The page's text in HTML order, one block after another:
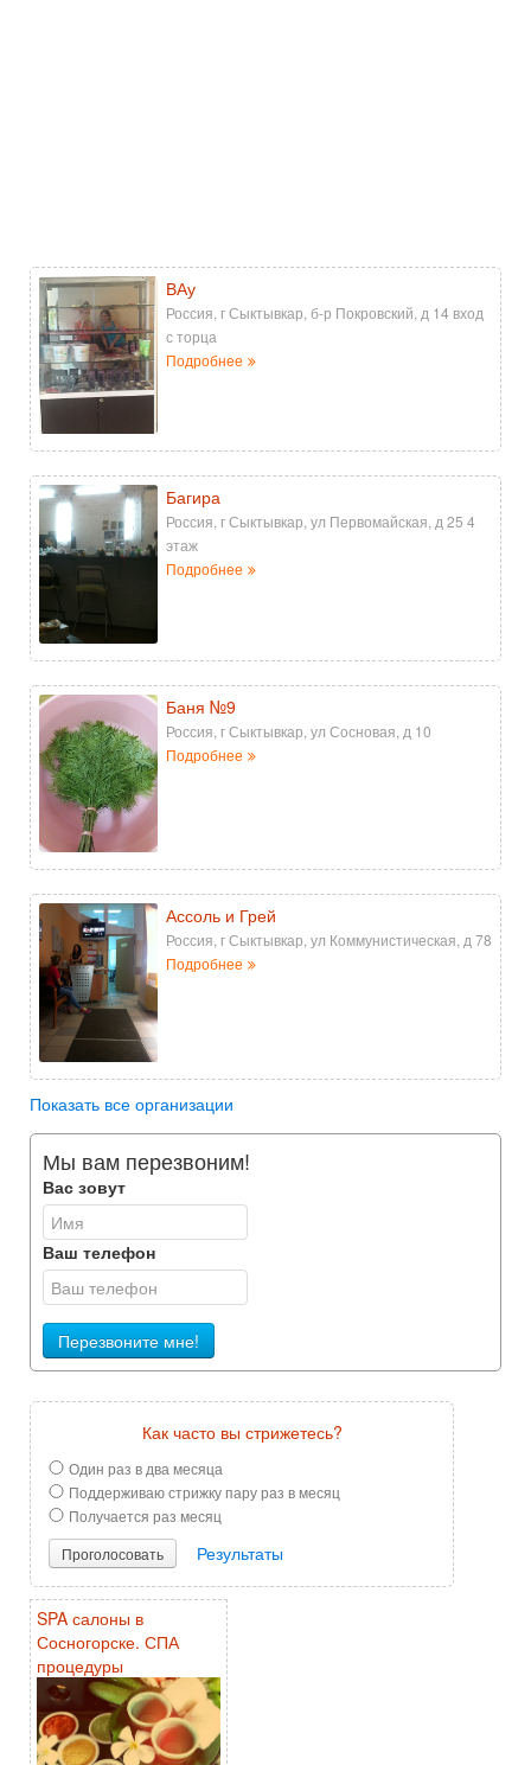
ВАу
Россия, г Сыктывкар, б-р Покровский, д 14 вход
с торца
Подробнее
Багира
Россия, г Сыктывкар, ул Первомайская, д 25 4
этаж
Подробнее
Баня №9
Россия, г Сыктывкар, ул Сосновая, д 10
Подробнее
Ассоль и Грей
Россия, г Сыктывкар, ул Коммунистическая, д 78
Подробнее
Показать все организации
Мы вам перезвоним!
Вас зовут
Ваш телефон
Перезвоните мне!
Как часто вы стрижетесь?
Один раз в два месяца
Поддерживаю стрижку пару раз в месяц
Получается раз месяц
Проголосовать
Результаты
SPA салоны в
Сосногорске. СПА
процедуры